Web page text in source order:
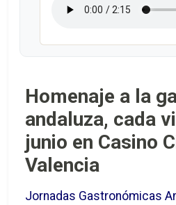
Homenaje a la
andaluza, cada
junio en Casino
Valencia
Jornadas Gastronómicas